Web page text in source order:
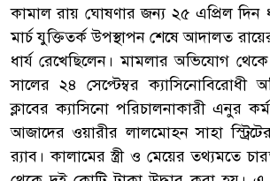
কামাল রায় ঘোষণার জন্য ২৫ এপ্রিল দিন
মার্চ যুক্তিতর্ক উপস্থাপন শেষে আদালত
ধার্য রেখেছিলেন। মামলার অভিযোগ
সালের ২৪ সেপ্টেম্বর ক্যাসিনোবিরোধী
ক্লাবের ক্যাসিনো পরিচালনাকারী এনুর
আজাদের ওয়ারীর লালমোহন সাহা
র‌্যাব। কালামের স্ত্রী ও মেয়ের তথ্যমতে